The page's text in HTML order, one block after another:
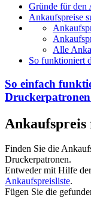
Gründe für den
Ankaufspreise
Alle
So funktioniert
So einfach
Ankaufspreis
Finden Sie die
Druckerpatronen.
Entweder mit Hilfe
Ankaufspreisliste.
Fügen Sie die